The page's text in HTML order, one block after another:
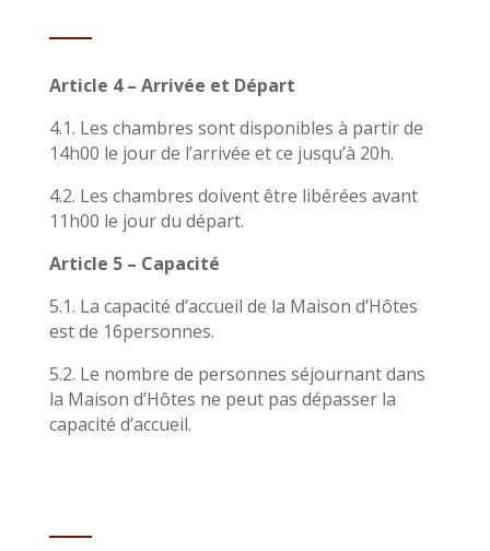
Article 4 – Arrivée et Départ
4.1. Les chambres sont disponibles à partir de
14h00 le jour de l’arrivée et ce jusqu’à 20h.
4.2. Les chambres doivent être libérées avant
11h00 le jour du départ.
Article 5 – Capacité
5.1. La capacité d’accueil de la Maison d’Hôtes
est de 16personnes.
5.2. Le nombre de personnes séjournant dans
la Maison d’Hôtes ne peut pas dépasser la
capacité d’accueil.